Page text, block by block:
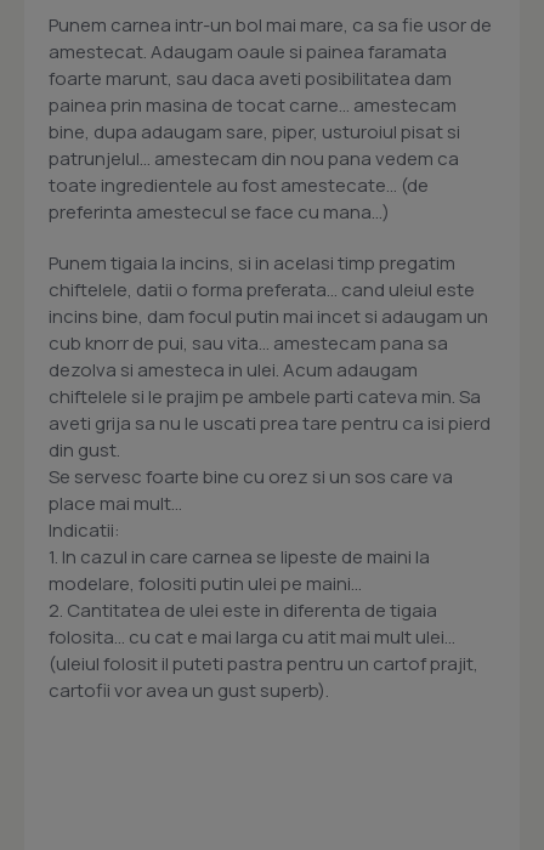
Punem carnea intr-un bol mai mare, ca sa fie usor de
amestecat. Adaugam oaule si painea faramata
foarte marunt, sau daca aveti posibilitatea dam
painea prin masina de tocat carne... amestecam
bine, dupa adaugam sare, piper, usturoiul pisat si
patrunjelul... amestecam din nou pana vedem ca
toate ingredientele au fost amestecate... (de
preferinta amestecul se face cu mana...)
Punem tigaia la incins, si in acelasi timp pregatim
chiftelele, datii o forma preferata... cand uleiul este
incins bine, dam focul putin mai incet si adaugam un
cub knorr de pui, sau vita... amestecam pana sa
dezolva si amesteca in ulei. Acum adaugam
chiftelele si le prajim pe ambele parti cateva min. Sa
aveti grija sa nu le uscati prea tare pentru ca isi pierd
din gust.
Se servesc foarte bine cu orez si un sos care va
place mai mult...
Indicatii:
1. In cazul in care carnea se lipeste de maini la
modelare, folositi putin ulei pe maini...
2. Cantitatea de ulei este in diferenta de tigaia
folosita... cu cat e mai larga cu atit mai mult ulei...
(uleiul folosit il puteti pastra pentru un cartof prajit,
cartofii vor avea un gust superb).